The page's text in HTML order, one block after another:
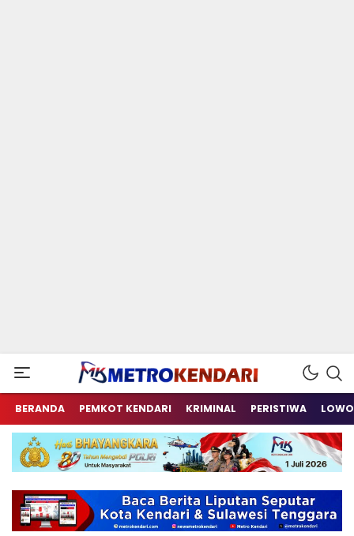
metrokendari
Berita Terkini Sulawesi Tenggara
BERANDA PEMKOT KENDARI KRIMINAL PERISTIWA